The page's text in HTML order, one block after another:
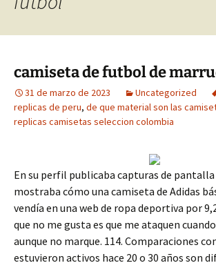
camiseta de futbol de
31 de marzo de 2023 Uncategorized
replicas de peru, de que material son las
replicas camisetas seleccion colombia
En su perfil publicaba capturas de pantalla
mostraba cómo una camiseta de Adidas
vendía en una web de ropa deportiva por
que no me gusta es que me ataquen
aunque no marque. 114. Comparaciones
estuvieron activos hace 20 o 30 años son